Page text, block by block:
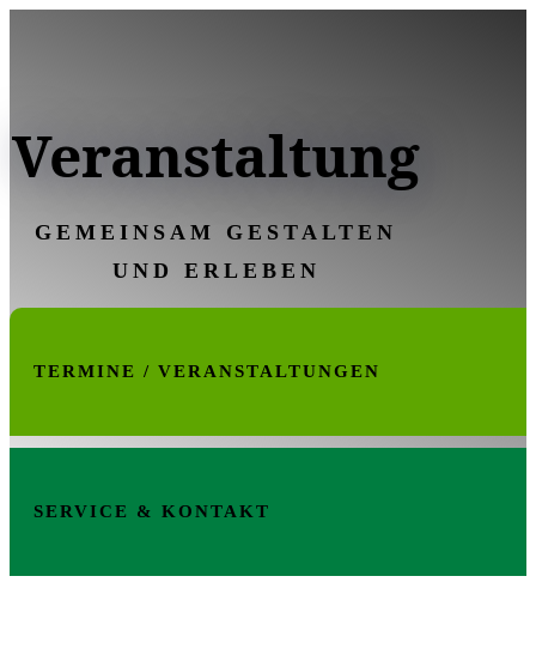
Veranstaltung
GEMEINSAM GESTALTEN
UND ERLEBEN
TERMINE / VERANSTALTUNGEN
SERVICE & KONTAKT